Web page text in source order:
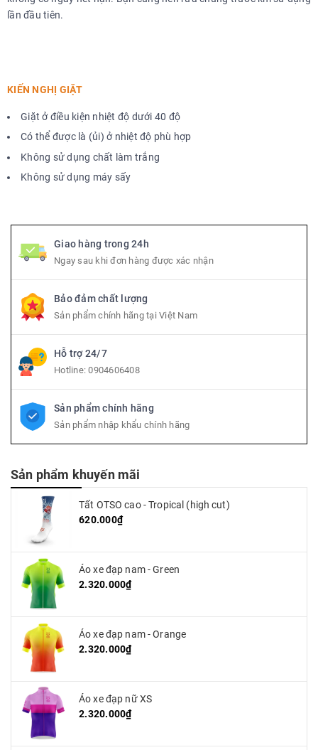
lần đầu tiên.
KIẾN NGHỊ GIẶT
Giặt ở điều kiện nhiệt độ dưới 40 độ
Có thể được là (ủi) ở nhiệt độ phù hợp
Không sử dụng chất làm trắng
Không sử dụng máy sấy
Giao hàng trong 24h
Ngay sau khi đơn hàng được xác nhận
Bảo đảm chất lượng
Sản phẩm chính hãng tại Việt Nam
Hỗ trợ 24/7
Hotline:0904606408
Sản phẩm chính hãng
Sản phẩm nhập khẩu chính hãng
Sản phẩm khuyến mãi
Tất OTSO cao - Tropical (high cut)
620.000₫
Áo xe đạp nam - Green
2.320.000₫
Áo xe đạp nam - Orange
2.320.000₫
Áo xe đạp nữ XS
2.320.000₫